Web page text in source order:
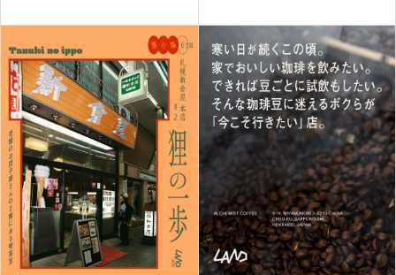
ホーム＆インテリア
ショッピング トラベル